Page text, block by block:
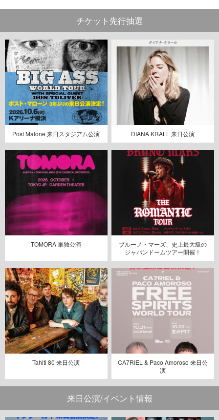
チケット先行抽選
Post Malone 来日スタジアム公演 DIANA KRALL 来日公演
TOMORA 単独公演
ブルーノ・マーズ、史上最大級の
ジャパンドームツアー開催！
Tahiti 80 来日公演
CA7RIEL & Paco Amoroso 来日公
演
来日公演/イベント情報